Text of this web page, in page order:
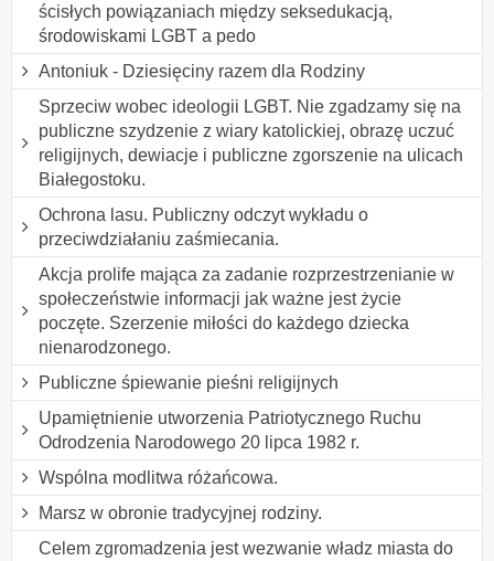
ścisłych powiązaniach między seksedukacją,
środowiskami LGBT a pedo
Antoniuk - Dziesięciny razem dla Rodziny
Sprzeciw wobec ideologii LGBT. Nie zgadzamy się na
publiczne szydzenie z wiary katolickiej, obrazę uczuć
religijnych, dewiacje i publiczne zgorszenie na ulicach
Białegostoku.
Ochrona lasu. Publiczny odczyt wykładu o
przeciwdziałaniu zaśmiecania.
Akcja prolife mająca za zadanie rozprzestrzenianie w
społeczeństwie informacji jak ważne jest życie
poczęte. Szerzenie miłości do każdego dziecka
nienarodzonego.
Publiczne śpiewanie pieśni religijnych
Upamiętnienie utworzenia Patriotycznego Ruchu
Odrodzenia Narodowego 20 lipca 1982 r.
Wspólna modlitwa różańcowa.
Marsz w obronie tradycyjnej rodziny.
Celem zgromadzenia jest wezwanie władz miasta do